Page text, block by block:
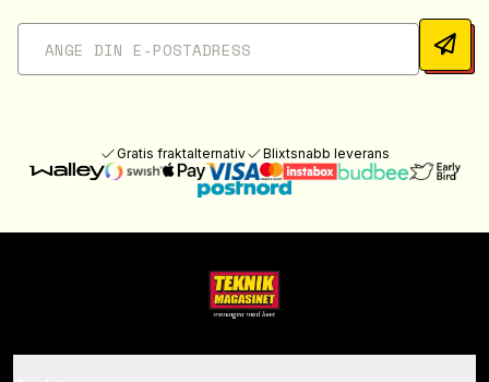
Gratis fraktalternativ Blixtsnabb leverans